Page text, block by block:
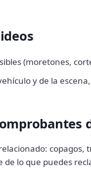
(moretones,
y de la
copagos,
lo que puedes